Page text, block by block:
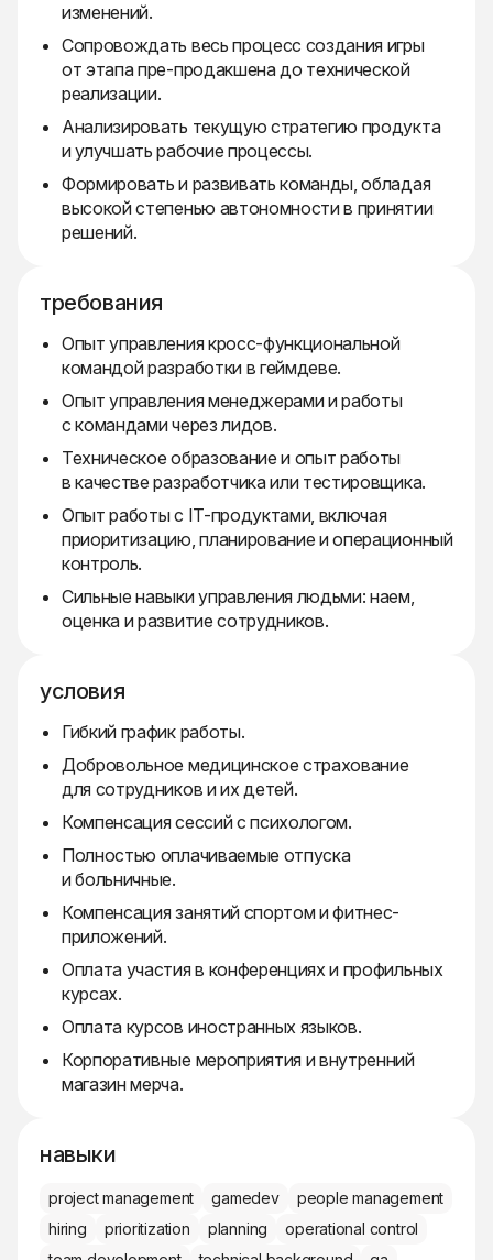
изменений.
Сопровождать весь процесс создания игры
от этапа пре-продакшена до технической
реализации.
Анализировать текущую стратегию продукта
и улучшать рабочие процессы.
Формировать и развивать команды, обладая
высокой степенью автономности в принятии
решений.
требования
Опыт управления кросс-функциональной
командой разработки в геймдеве.
Опыт управления менеджерами и работы
с командами через лидов.
Техническое образование и опыт работы
в качестве разработчика или тестировщика.
Опыт работы с IT-продуктами, включая
приоритизацию, планирование и операционный
контроль.
Сильные навыки управления людьми: наем,
оценка и развитие сотрудников.
условия
Гибкий график работы.
Добровольное медицинское страхование
для сотрудников и их детей.
Компенсация сессий с психологом.
Полностью оплачиваемые отпуска
и больничные.
Компенсация занятий спортом и фитнес-
приложений.
Оплата участия в конференциях и профильных
курсах.
Оплата курсов иностранных языков.
Корпоративные мероприятия и внутренний
магазин мерча.
навыки
project management gamedev
people management
hiring
prioritization planning
operational control